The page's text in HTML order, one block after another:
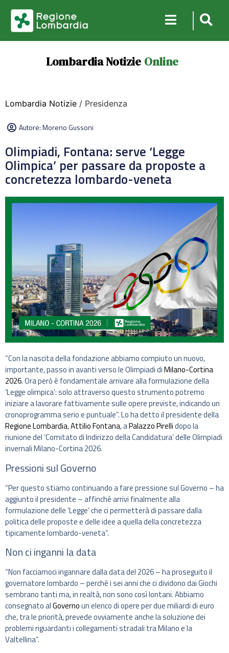
Lombardia Notizie Online
Lombardia Notizie / Presidenza
Autore:Moreno Gussoni
Olimpiadi, Fontana: serve ‘Legge
Olimpica’ per passare da proposte a
concretezza lombardo-veneta
“Con la nascita della fondazione abbiamo compiuto un nuovo,
importante, passo in avanti verso le Olimpiadi diMilano-Cortina
2026. Ora però è fondamentale arrivare alla formulazione della
‘Legge olimpica’: solo attraverso questo strumento potremo
iniziare a lavorare fattivamente sulle opere previste, indicando un
cronoprogramma serio e puntuale”. Lo ha detto il presidente della
Regione Lombardia,Attilio Fontana, aPalazzo Pirellidopo la
riunione del ‘Comitato di Indirizzo della Candidatura’ delle Olimpiadi
invernali Milano-Cortina 2026.
Pressioni sul Governo
“Per questo stiamo continuando a fare pressione sul Governo – ha
aggiunto il presidente – affinché arrivi finalmente alla
formulazione delle ‘Legge’ che ci permetterà di passare dalla
politica delle proposte e delle idee a quella della concretezza
tipicamente lombardo-veneta”.
Non ci inganni la data
“Non facciamoci ingannare dalla data del 2026 – ha proseguito il
governatore lombardo – perché i sei anni che ci dividono dai Giochi
sembrano tanti ma, in realtà, non sono così lontani. Abbiamo
consegnato alGovernoun elenco di opere per due miliardi di euro
che, tra le priorità, prevede ovviamente anche la soluzione dei
problemi riguardanti i collegamenti stradali tra Milano e la
Valtellina”.